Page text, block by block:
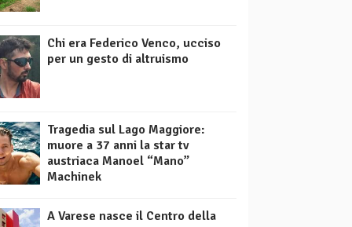
Chi era Federico Venco, ucciso
per un gesto di altruismo
Tragedia sul Lago Maggiore:
muore a 37 anni la star tv
austriaca Manoel “Mano”
Machinek
A Varese nasce il Centro della